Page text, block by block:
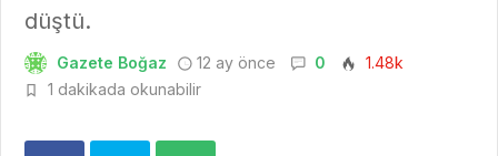
düştü.
Gazete Boğaz 12 ay önce 0
1.48k
1 dakikada okunabilir